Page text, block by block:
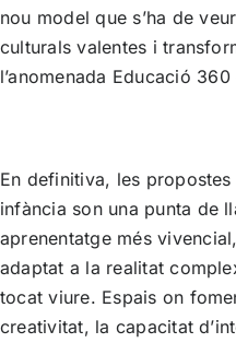
nou model que s’ha de
culturals valentes i
l’anomenada Educació 360
En definitiva, les
infància son una punta de
aprenentatge més
adaptat a la realitat
tocat viure. Espais on
creativitat, la capacitat